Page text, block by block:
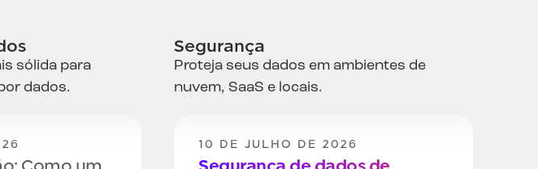
para
de
da
privacidade
Privacidade Em Políticas,
Controles e IA
sólida para
dados.
Segurança
Proteja seus dados em ambientes de
nuvem, SaaS e locais.
10 DE JULHO DE 2026